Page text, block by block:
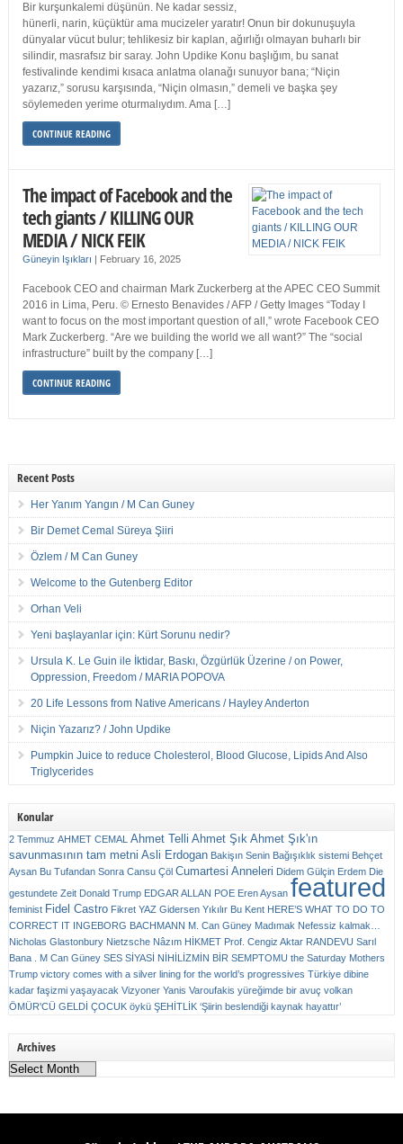
Bir kurşunkalemi düşünün. Ne kadar sessiz,
hünerli, narin, küçüktür ama mucizeler yaratır! Onun bir dokunuşuyla
dünyalar vücut bulur; tehlikesiz bir kaplan, ağırlığı olmayan buharlı bir
silindir, masrafsız bir saray. John Updike Konu başlığım, bu sanat
festivalinde kendimi kısaca anlatma olanağı sunuyor bana; “Niçin
yazarız,” sorusu karşısında, “Niçin olmasın,” demeli ve başka şey
söylemeden yerime oturmalıydım. Ama […]
CONTINUE READING
The impact of Facebook and the
tech giants / KILLING OUR
MEDIA / NICK FEIK
Güneyin Işıkları | February 16, 2025
Facebook CEO and chairman Mark Zuckerberg at the APEC CEO Summit
2016 in Lima, Peru. © Ernesto Benavides / AFP / Getty Images “Today I
want to focus on the most important question of all,” wrote Facebook CEO
Mark Zuckerberg. “Are we building the world we all want?” The “social
infrastructure” built by the company […]
CONTINUE READING
Recent Posts
Her Yanım Yangın / M Can Guney
Bir Demet Cemal Süreya Şiiri
Özlem / M Can Guney
Welcome to the Gutenberg Editor
Orhan Veli
Yeni başlayanlar için: Kürt Sorunu nedir?
Ursula K. Le Guin ile İktidar, Baskı, Özgürlük Üzerine / on Power,
Oppression, Freedom / MARIA POPOVA
20 Life Lessons from Native Americans / Hayley Anderton
Niçin Yazarız? / John Updike
Pumpkin Juice to reduce Cholesterol, Blood Glucose, Lipids And Also
Triglycerides
Konular
2 Temmuz AHMET CEMAL Ahmet Telli Ahmet Şık Ahmet Şık'ın
savunmasının tam metni Asli Erdogan Bakişın Senin Bağışıklık sistemi Behçet
Aysan Bu Tufandan Sonra Cansu Çöl Cumartesi Anneleri Didem Gülçin Erdem Die
gestundete Zeit Donald Trump EDGAR ALLAN POE Eren Aysan featured
feminist Fidel Castro Fikret YAZ Gidersen Yıkılır Bu Kent HERE’S WHAT TO DO TO
CORRECT IT INGEBORG BACHMANN M. Can Güney Madımak Nefessiz kalmak…
Nicholas Glastonbury Nietzsche Nâzım HİKMET Prof. Cengiz Aktar RANDEVU Sarıl
Bana . M Can Güney SES SİYASİ NİHİLİZMİN BİR SEMPTOMU the Saturday Mothers
Trump victory comes with a silver lining for the world’s progressives Türkiye dibine
kadar faşizmi yaşayacak Vizyoner Yanis Varoufakis yüreğimde bir avuç volkan
ÖMÜR'CÜ GELDİ ÇOCUK öykü ŞEHİTLİK ‘Şiirin beslendiği kaynak hayattır’
Archives
Archives